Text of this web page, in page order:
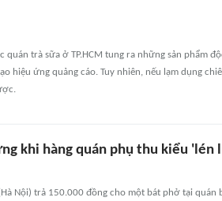
quán trà sữa ở TP.HCM tung ra những sản phẩm
hiệu ứng quảng cáo. Tuy nhiên, nếu lạm dụng
khi hàng quán phụ thu kiểu 'lén
Nội) trả 150.000 đồng cho một bát phở tại quán